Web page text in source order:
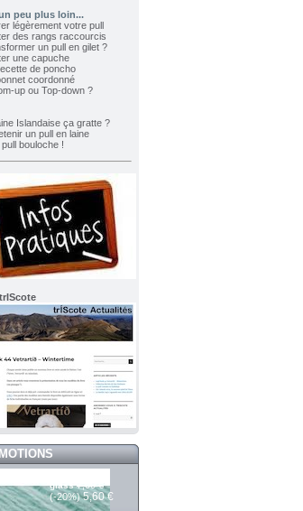
peu plus loin...
légèrement votre pull
des rangs raccourcis
un pull en gilet ?
une capuche
de poncho
coordonné
up ou Top-down ?
Islandaise ça gratte ?
un pull en laine
bouloche !
glass7,00 €
(-20%) 5,60 €